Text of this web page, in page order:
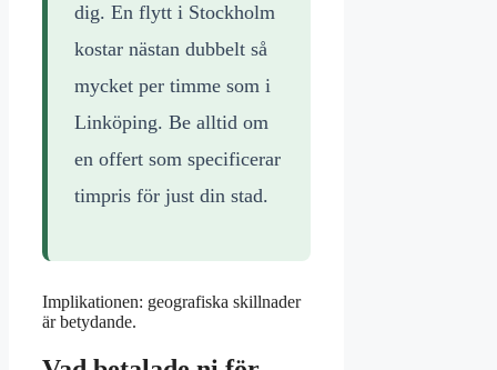
dig. En flytt i Stockholm
kostar nästan dubbelt så
mycket per timme som i
Linköping. Be alltid om
en offert som specificerar
timpris för just din stad.
Implikationen: geografiska skillnader
är betydande.